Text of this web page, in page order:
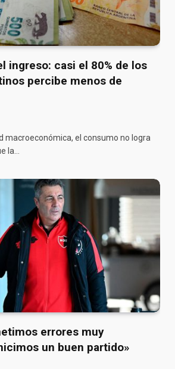
ingreso: casi el 80% de los
percibe menos de
macroeconómica, el consumo no logra
la…
errores muy
un buen partido»